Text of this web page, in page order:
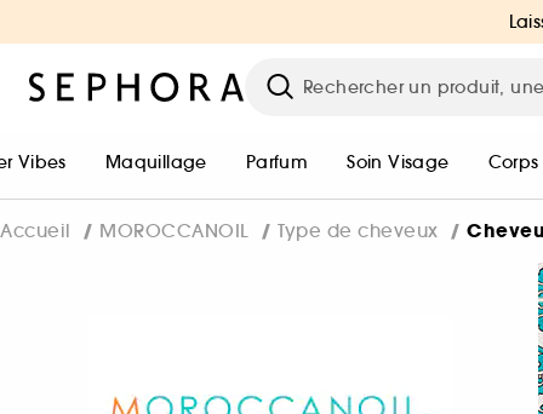
Vibes Maquillage Parfum Soin Visage Corps
Accueil MOROCCANOIL Type de cheveux